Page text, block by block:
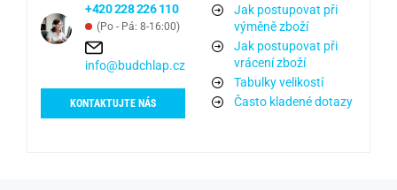
+420 228 226 110
(Po - Pá: 8-16:00)
info@budchlap.cz
KONTAKTUJTE NÁS
Jak postupovat při
výměně zboží
Jak postupovat při
vrácení zboží
Tabulky velikostí
Často kladené dotazy